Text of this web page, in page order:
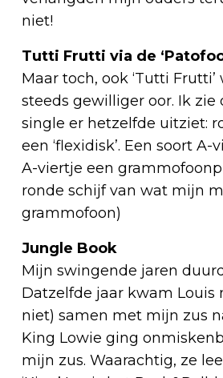
niet!
Tutti Frutti via de
Maar toch, ook ‘Tutti
steeds gewilliger oor. Ik
single er hetzelfde uitziet:
een ‘flexidisk’. Een soort
A-viertje een
ronde schijf van wat mijn
grammofoon)
Jungle Book
Mijn swingende jaren
Datzelfde jaar kwam Louis
niet) samen met mijn zus
King Lowie ging
mijn zus. Waarachtig, ze